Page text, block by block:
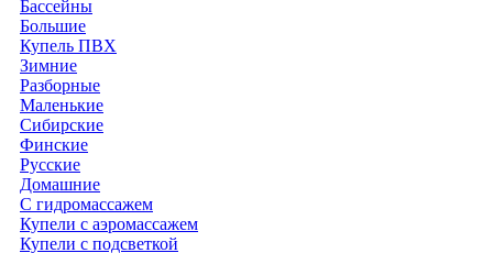
Бассейны
Большие
Купель ПВХ
Зимние
Разборные
Маленькие
Сибирские
Финские
Русские
Домашние
С гидромассажем
Купели с аэромассажем
Купели с подсветкой